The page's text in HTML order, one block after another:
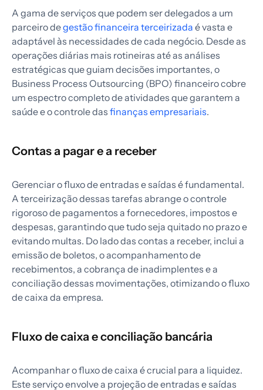
A gama de serviços que podem ser delegados a um
parceiro degestão financeira terceirizada é vasta e
adaptável às necessidades de cada negócio. Desde as
operações diárias mais rotineiras até as análises
estratégicas que guiam decisões importantes, o
Business Process Outsourcing (BPO) financeiro cobre
um espectro completo de atividades que garantem a
saúde e o controle das finanças empresariais.
Contas a pagar e a receber
Gerenciar o fluxo de entradas e saídas é fundamental.
A terceirização dessas tarefas abrange o controle
rigoroso de pagamentos a fornecedores, impostos e
despesas, garantindo que tudo seja quitado no prazo e
evitando multas. Do lado das contas a receber, inclui a
emissão de boletos, o acompanhamento de
recebimentos, a cobrança de inadimplentes e a
conciliação dessas movimentações, otimizando o fluxo
de caixa da empresa.
Fluxo de caixa e conciliação bancária
Acompanhar o fluxo de caixa é crucial para a liquidez.
Este serviço envolve a projeção de entradas e saídas